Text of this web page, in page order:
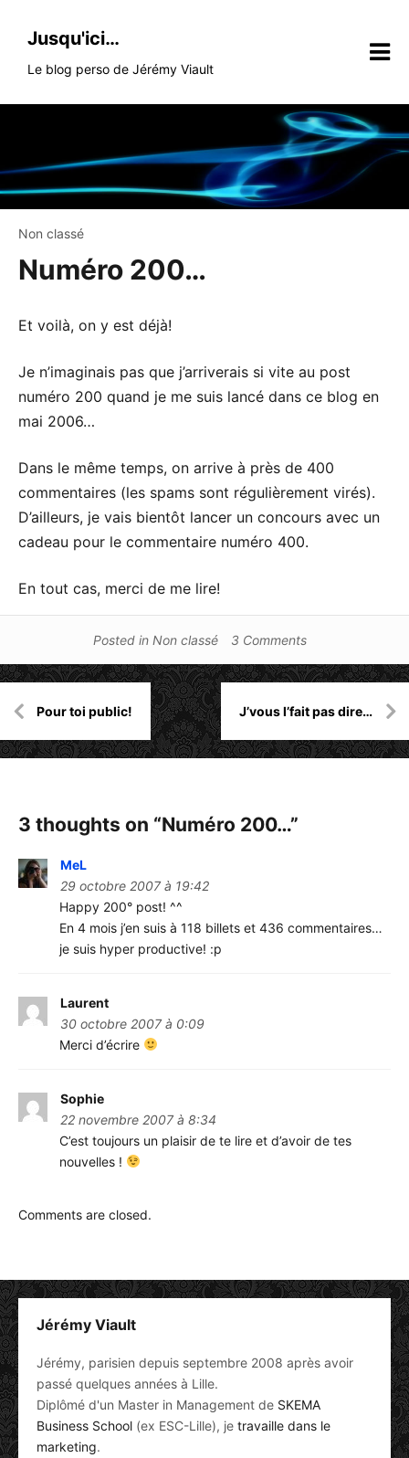
Jusqu'ici…
Le blog perso de Jérémy Viault
Non classé
Numéro 200…
Et voilà, on y est déjà!
Je n’imaginais pas que j’arriverais si vite au post
numéro 200 quand je me suis lancé dans ce blog en
mai 2006…
Dans le même temps, on arrive à près de 400
commentaires (les spams sont régulièrement virés).
D’ailleurs, je vais bientôt lancer un concours avec un
cadeau pour le commentaire numéro 400.
En tout cas, merci de me lire!
Posted in Non classé 3 Comments
de
l’article
Pour toi public! J’vous l’fait pas dire…
3 thoughts on “Numéro 200…”
MeL
29 octobre 2007 à 19:42
Happy 200° post! ^^
En 4 mois j’en suis à 118 billets et 436 commentaires…
je suis hyper productive! :p
Laurent
30 octobre 2007 à 0:09
Merci d’écrire
Sophie
22 novembre 2007 à 8:34
C’est toujours un plaisir de te lire et d’avoir de tes
nouvelles !
Comments are closed.
Jérémy Viault
Jérémy, parisien depuis septembre 2008 après avoir
passé quelques années à Lille.
Diplômé d'un Master in Management de SKEMA
Business School (ex ESC-Lille), je travaille dans le
marketing.